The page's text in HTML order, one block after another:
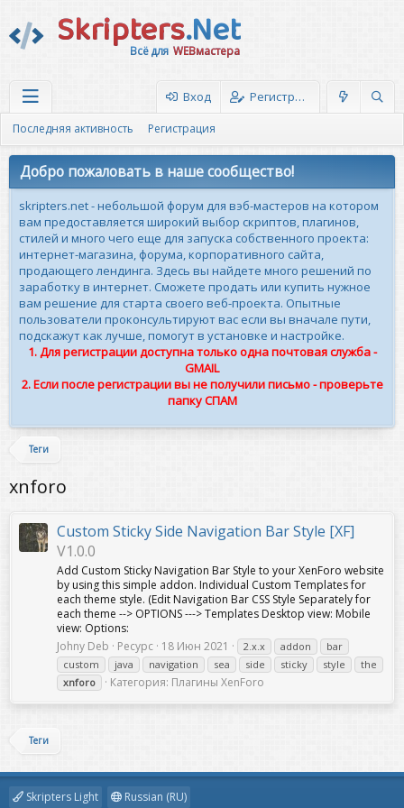
Skripters.Net
Всё для WEBмастера
Вход Регистрация
Последняя активность Регистрация
Добро пожаловать в наше сообщество!
skripters.net - небольшой форум для вэб-мастеров на котором
вам предоставляется широкий выбор скриптов, плагинов,
стилей и много чего еще для запуска собственного проекта:
интернет-магазина, форума, корпоративного сайта,
продающего лендинга. Здесь вы найдете много решений по
заработку в интернет. Сможете продать или купить нужное
вам решение для старта своего веб-проекта. Опытные
пользователи проконсультируют вас если вы вначале пути,
подскажут как лучше, помогут в установке и настройке.
1. Для регистрации доступна только одна почтовая служба -
GMAIL
2. Если после регистрации вы не получили письмо - проверьте
папку СПАМ
Теги
xnforo
Custom Sticky Side Navigation Bar Style [XF]
V1.0.0
Add Custom Sticky Navigation Bar Style to your XenForo website
by using this simple addon. Individual Custom Templates for
each theme style. (Edit Navigation Bar CSS Style Separately for
each theme --> OPTIONS ---> Templates Desktop view: Mobile
view: Options:
Johny Deb
Ресурс 18 Июн 2021 2.x.x addon
bar
custom
java navigation sea side sticky style
the
xnforo
Категория: Плагины XenForo
Теги
Skripters Light Russian (RU)